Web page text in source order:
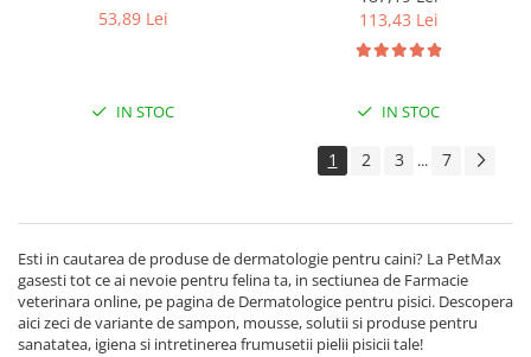
si pisici, 200 ml
53,89 Lei
IN STOC
113,43 Lei
IN STOC
1 2 3 ... 7
Esti in cautarea de produse de dermatologie pentru caini? La PetMax
gasesti tot ce ai nevoie pentru felina ta, in sectiunea de Farmacie
veterinara online, pe pagina de Dermatologice pentru pisici. Descopera
aici zeci de variante de sampon, mousse, solutii si produse pentru
sanatatea, igiena si intretinerea frumusetii pielii pisicii tale!